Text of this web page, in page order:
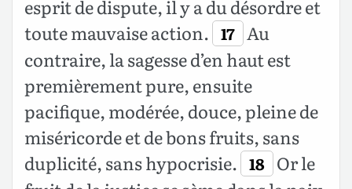
esprit de dispute, il y a du désordre et
toute mauvaise action. 17 Au
contraire, la sagesse d’en haut est
premièrement pure, ensuite
pacifique, modérée, douce, pleine de
miséricorde et de bons fruits, sans
duplicité, sans hypocrisie. 18 Or le